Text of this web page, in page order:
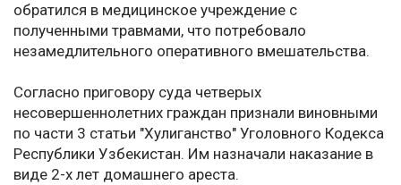
обратился в медицинское учреждение с
полученными травмами, что потребовало
незамедлительного оперативного вмешательства.
Согласно приговору суда четверых
несовершеннолетних граждан признали виновными
по части 3 статьи "Хулиганство" Уголовного Кодекса
Республики Узбекистан. Им назначали наказание в
виде 2-х лет домашнего ареста.